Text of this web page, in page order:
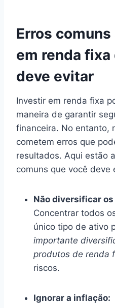
Erros
em renda fixa
deve evitar
Investir em renda fixa
maneira de garantir
financeira. No entanto,
cometem erros que
resultados. Aqui estão
comuns que você deve
Não diversificar
Concentrar todos
único tipo de ativo
importante
produtos de renda
riscos.
Ignorar a inflação: